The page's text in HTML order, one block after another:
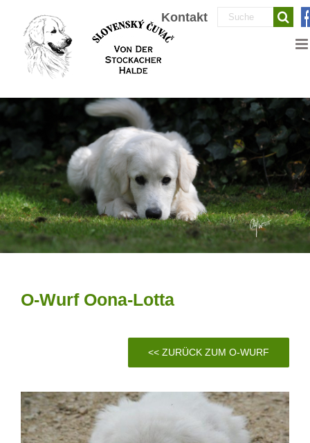
springen
Kontakt
Suche
O-Wurf Oona-Lotta
<< ZURÜCK ZUM O-WURF